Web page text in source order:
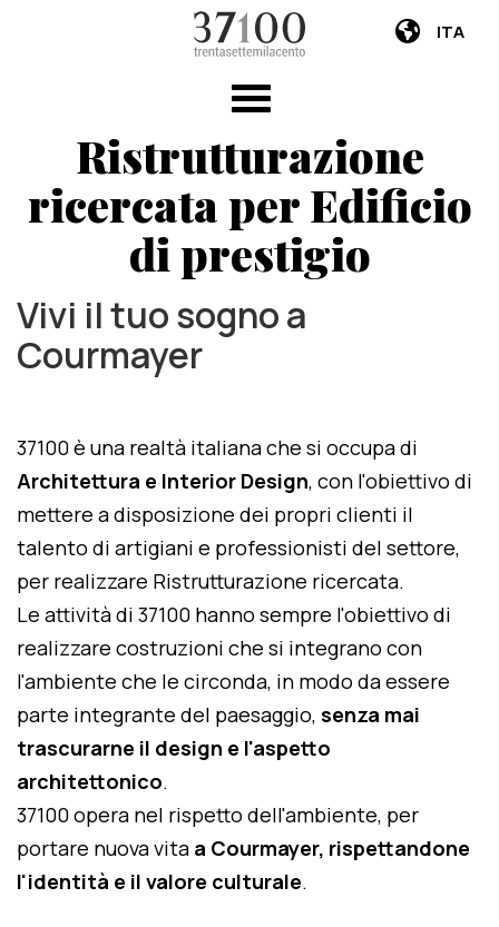
ITA
Ristrutturazione
ricercata per Edificio
di prestigio
Vivi il tuo sogno a
Courmayer
37100 è una realtà italiana che si occupa di
Architettura e Interior Design, con l'obiettivo di
mettere a disposizione dei propri clienti il
talento di artigiani e professionisti del settore,
per realizzare Ristrutturazione ricercata.
Le attività di 37100 hanno sempre l'obiettivo di
realizzare costruzioni che si integrano con
l'ambiente che le circonda, in modo da essere
parte integrante del paesaggio, senza mai
trascurarne il design e l'aspetto
architettonico.
37100 opera nel rispetto dell'ambiente, per
portare nuova vita a Courmayer, rispettandone
l'identità e il valore culturale.